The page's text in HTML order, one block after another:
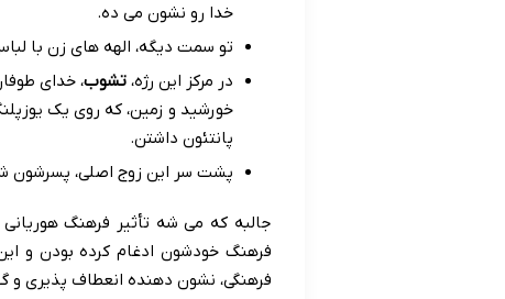
خدا رو نشون می ده.
تو سمت دیگه، الهه های زن با
در مرکز این رژه،تشوب، خدای
خورشید و زمین، که روی یک
پانتئون داشتن.
پشت سر این زوج اصلی، پسرشون
جالبه که می شه تأثیر فرهنگ
فرهنگ خودشون ادغام کرده بودن و
فرهنگی، نشون دهنده انعطاف پذیری